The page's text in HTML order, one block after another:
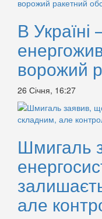
В
ворожий
26 Січня, 16:27
Шмигаль
але